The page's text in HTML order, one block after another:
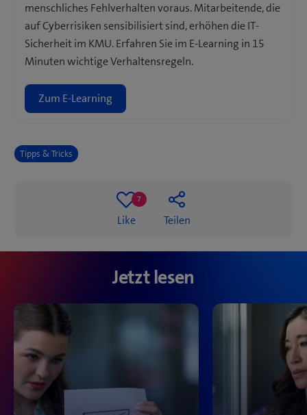
menschliches Fehlverhalten voraus. Mitarbeitende, die
auf Cyberrisiken sensibilisiert sind, erhöhen die IT-
Sicherheit im KMU. Erfahren Sie im E-Learning in 15
Minuten wichtige Verhaltensregeln.
Zum E-Learning
Tipps & Tricks
Like
7
7
Teilen
Jetzt lesen